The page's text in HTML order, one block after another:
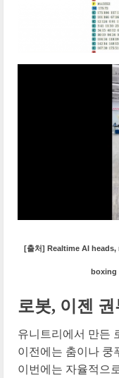
[출처] Realtime AI
boxing
로봇, 이젠
유니트리에서 만든
이전에는 춤이나 쿵
이번에는 자율적으